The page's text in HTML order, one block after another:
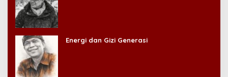
Energi dan Gizi Generasi